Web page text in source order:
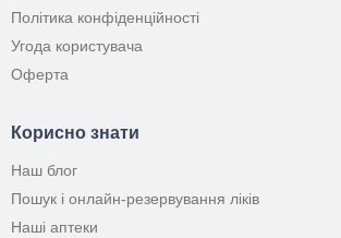
Політика конфіденційності
Угода користувача
Оферта
Корисно знати
Наш блог
Пошук і онлайн-резервування ліків
Наші аптеки